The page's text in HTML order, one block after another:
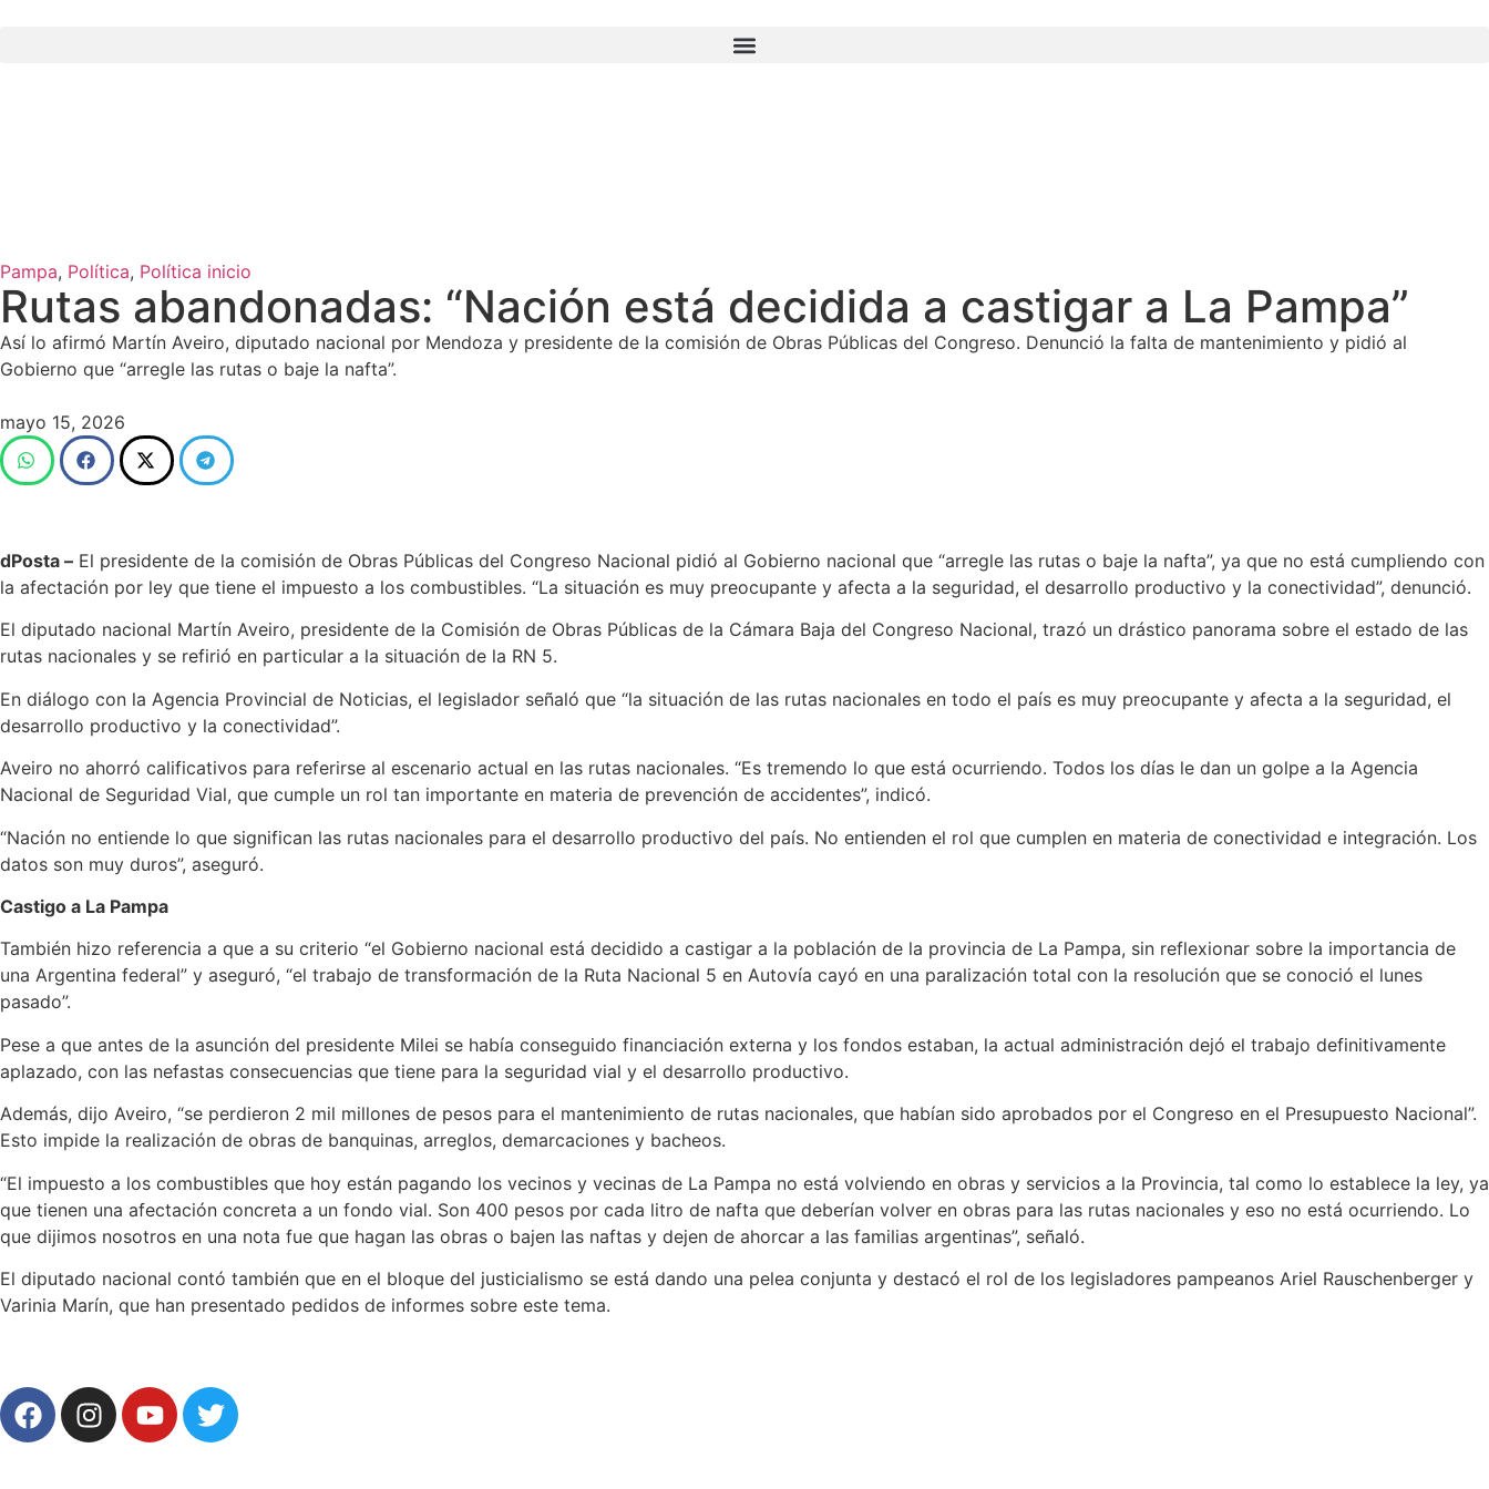
Pampa, Política, Política inicio
Rutas abandonadas: “Nación está decidida a castigar a La Pampa”
Así lo afirmó Martín Aveiro, diputado nacional por Mendoza y presidente de la comisión de Obras Públicas del Congreso. Denunció la falta de mantenimiento y pidió al
Gobierno que “arregle las rutas o baje la nafta”.
mayo 15, 2026
dPosta – El presidente de la comisión de Obras Públicas del Congreso Nacional pidió al Gobierno nacional que “arregle las rutas o baje la nafta”, ya que no está cumpliendo con
la afectación por ley que tiene el impuesto a los combustibles. “La situación es muy preocupante y afecta a la seguridad, el desarrollo productivo y la conectividad”, denunció.
El diputado nacional Martín Aveiro, presidente de la Comisión de Obras Públicas de la Cámara Baja del Congreso Nacional, trazó un drástico panorama sobre el estado de las
rutas nacionales y se refirió en particular a la situación de la RN 5.
En diálogo con la Agencia Provincial de Noticias, el legislador señaló que “la situación de las rutas nacionales en todo el país es muy preocupante y afecta a la seguridad, el
desarrollo productivo y la conectividad”.
Aveiro no ahorró calificativos para referirse al escenario actual en las rutas nacionales. “Es tremendo lo que está ocurriendo. Todos los días le dan un golpe a la Agencia
Nacional de Seguridad Vial, que cumple un rol tan importante en materia de prevención de accidentes”, indicó.
“Nación no entiende lo que significan las rutas nacionales para el desarrollo productivo del país. No entienden el rol que cumplen en materia de conectividad e integración. Los
datos son muy duros”, aseguró.
Castigo a La Pampa
También hizo referencia a que a su criterio “el Gobierno nacional está decidido a castigar a la población de la provincia de La Pampa, sin reflexionar sobre la importancia de
una Argentina federal” y aseguró, “el trabajo de transformación de la Ruta Nacional 5 en Autovía cayó en una paralización total con la resolución que se conoció el lunes
pasado”.
Pese a que antes de la asunción del presidente Milei se había conseguido financiación externa y los fondos estaban, la actual administración dejó el trabajo definitivamente
aplazado, con las nefastas consecuencias que tiene para la seguridad vial y el desarrollo productivo.
Además, dijo Aveiro, “se perdieron 2 mil millones de pesos para el mantenimiento de rutas nacionales, que habían sido aprobados por el Congreso en el Presupuesto Nacional”.
Esto impide la realización de obras de banquinas, arreglos, demarcaciones y bacheos.
“El impuesto a los combustibles que hoy están pagando los vecinos y vecinas de La Pampa no está volviendo en obras y servicios a la Provincia, tal como lo establece la ley, ya
que tienen una afectación concreta a un fondo vial. Son 400 pesos por cada litro de nafta que deberían volver en obras para las rutas nacionales y eso no está ocurriendo. Lo
que dijimos nosotros en una nota fue que hagan las obras o bajen las naftas y dejen de ahorcar a las familias argentinas”, señaló.
El diputado nacional contó también que en el bloque del justicialismo se está dando una pelea conjunta y destacó el rol de los legisladores pampeanos Ariel Rauschenberger y
Varinia Marín, que han presentado pedidos de informes sobre este tema.